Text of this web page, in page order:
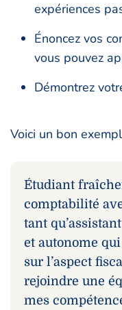
expériences
Énoncez vos
vous pouvez
Démontrez
Voici un bon
Étudiant
comptabilité
tant
et autonome
sur l’aspect
rejoindre une
mes